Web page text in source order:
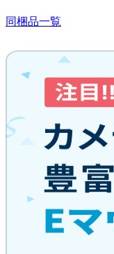
同梱品一覧